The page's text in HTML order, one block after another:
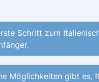
Schritt zum
Möglichkeiten gibt es,